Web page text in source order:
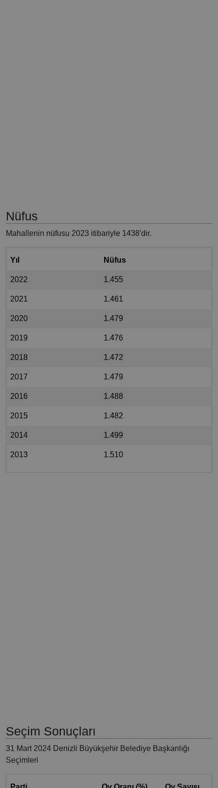
Nüfus
Mahallenin nüfusu 2023 itibariyle 1438'dir.
Yıl Nüfus
2022 1.455
2021 1.461
2020 1.479
2019 1.476
2018 1.472
2017 1.479
2016 1.488
2015 1.482
2014 1.499
2013 1.510
Seçim Sonuçları
31 Mart 2024 Denizli Büyükşehir Belediye Başkanlığı
Seçimleri